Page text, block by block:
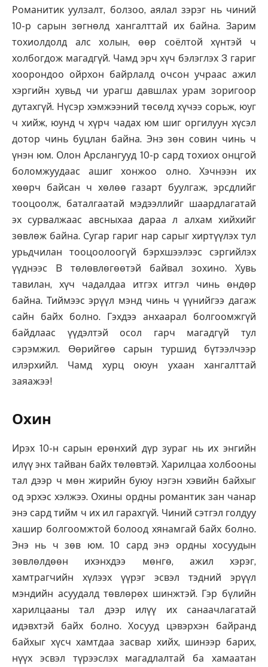
Романитик уулзалт, болзоо, аялал зэрэг нь чиний
10-р сарын зөгнөлд хангалттай их байна. Зарим
тохиолдолд алс холын, өөр соёлтой хүнтэй ч
холбогдож магадгүй. Чамд эрч хүч бэлэглэх 3 гариг
хоорондоо ойрхон байрлалд очсон учраас ажил
хэргийн хувьд чи урагш давшлах урам зоригоор
дутахгүй. Нүсэр хэмжээний төсөлд хүчээ сорьж, юуг
ч хийж, юунд ч хүрч чадах юм шиг оргилуун хүсэл
дотор чинь буцлан байна. Энэ зөн совин чинь ч
үнэн юм. Олон Арслангууд 10-р сард тохиох онцгой
боломжуудаас ашиг хонжоо олно. Хэчнээн их
хөөрч байсан ч хөлөө газарт буулгаж, эрсдлийг
тооцоолж, баталгаатай мэдээллийг шаардлагатай
эх сурвалжаас авсныхаа дараа л алхам хийхийг
зөвлөж байна. Сугар гариг нар сарыг хиртүүлэх тул
урьдчилан тооцоолоогүй бэрхшээлээс сэргийлэх
үүднээс B төлөвлөгөөтэй байвал зохино. Хувь
тавилан, хүч чадалдаа итгэх итгэл чинь өндөр
байна. Тиймээс эрүүл мэнд чинь ч үүнийгээ дагаж
сайн байх болно. Гэхдээ анхаарал болгоомжгүй
байдлаас үүдэлтэй осол гарч магадгүй тул
сэрэмжил. Өөрийгөө сарын туршид бүтээлчээр
илэрхийл. Чамд хурц оюун ухаан хангалттай
заяажээ!
Охин
Ирэх 10-н сарын ерөнхий дүр зураг нь их энгийн
илүү энх тайван байх төлөвтэй. Харилцаа холбооны
тал дээр ч мөн жирийн буюу нэгэн хэвийн байхыг
од эрхэс хэлжээ. Охины ордны романтик зан чанар
энэ сард тийм ч их ил гарахгүй. Чиний сэтгэл голдуу
хашир болгоомжтой болоод хянамгай байх болно.
Энэ нь ч зөв юм. 10 сард энэ ордны хосуудын
зөвлөлдөөн ихэнхдээ мөнгө, ажил хэрэг,
хамтрагчийн хүлээх үүрэг эсвэл тэдний эрүүл
мэндийн асуудалд төвлөрөх шинжтэй. Гэр бүлийн
харилцааны тал дээр илүү их санаачлагатай
идэвхтэй байх болно. Хосууд цэвэрхэн байранд
байхыг хүсч хамтдаа засвар хийх, шинээр барих,
нүүх эсвэл түрээслэх магадлалтай ба хамаатан